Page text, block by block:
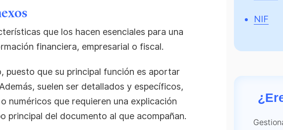
que los hacen esenciales para una
financiera, empresarial o fiscal.
puesto que su principal función es aportar
suelen ser detallados y específicos,
numéricos que requieren una explicación
principal del documento al que acompañan.
NIF